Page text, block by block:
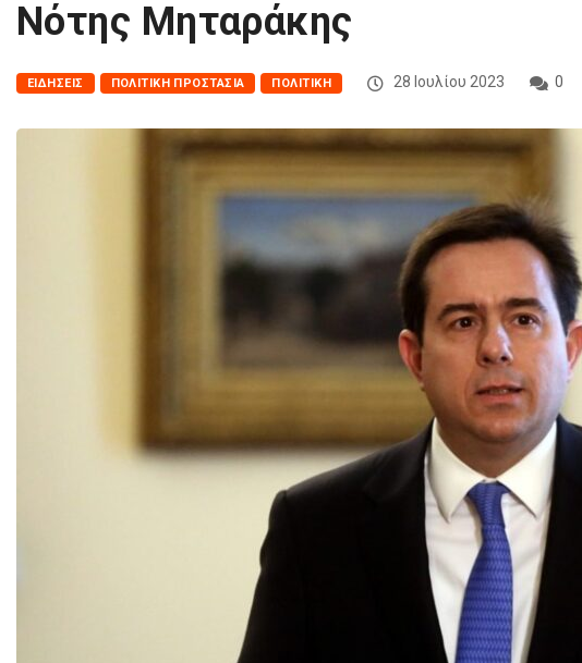
Νότης Μηταράκης
ΕΙΔΉΣΕΙΣ ΠΟΛΙΤΙΚΉ ΠΡΟΣΤΑΣΊΑ ΠΟΛΙΤΙΚΉ 28 Ιουλίου 2023 0